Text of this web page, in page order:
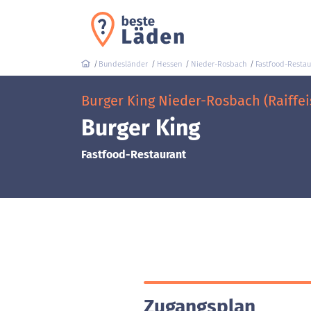
Bundesländer Hessen Nieder-Rosbach Fastfood-
Burger King Nieder-Rosbach
Burger King
Fastfood-Restaurant